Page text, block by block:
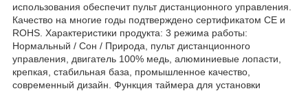
использования обеспечит пульт дистанционного управления.
Качество на многие годы подтверждено сертификатом CE и
ROHS. Характеристики продукта: 3 режима работы:
Нормальный / Сон / Природа, пульт дистанционного
управления, двигатель 100% медь, алюминиевые лопасти,
крепкая, стабильная база, промышленное качество,
современный дизайн. Функция таймера для установки